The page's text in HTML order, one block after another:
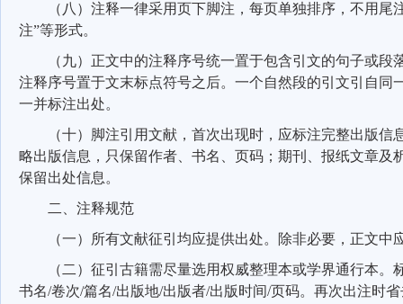
（八）注释一律采用页下脚注，每页单独排序，不用尾
注”等形式。
（九）正文中的注释序号统一置于包含引文的句子或段
注释序号置于文末标点符号之后。一个自然段的引文引自同
一并标注出处。
（十）脚注引用文献，首次出现时，应标注完整出版信
略出版信息，只保留作者、书名、页码；期刊、报纸文章及
保留出处信息。
二、注释规范
（一）所有文献征引均应提供出处。除非必要，正文中
（二）征引古籍需尽量选用权威整理本或学界通行本。
书名/卷次/篇名/出版地/出版者/出版时间/页码。再次出注时